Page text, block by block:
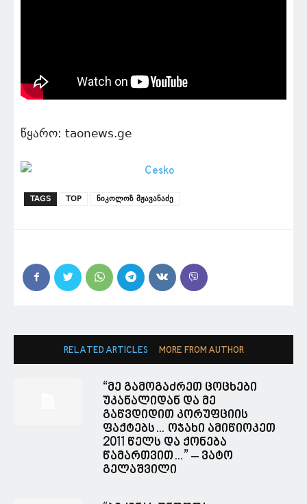
წყარო: taonews.ge
TAGS TOP ნიკოლოზ მჟავანაძე
RELATED ARTICLES MORE FROM AUTHOR
“მე გამოგაძრეთ ცოცხები
უკანალიდან და მე
გაწვდიდით კორუფციის
ფაქტებს… ოჯახი ამიწიოკეთ
2011 წელს და ქონება
წამართვით…” – ვატო
გელაშვილი